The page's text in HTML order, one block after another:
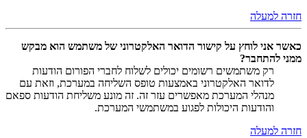
חזרה למעלה
כאשר אני לוחץ על קישור הדואר האלקטרוני של משתמש הוא מבקש
ממני להתחבר?
רק משתמשים רשומים יכולים לשלוח לחברי הפורום הודעות
לדואר האלקטרוני באמצעות טופס השליחה במערכת, וזאת עם
מנהלי המערכת מאפשרים עזר זה. זה מונע משליחת הודעות ספאם
והודעות היכולות לפגוע במשתמשי המערכת.
חזרה למעלה